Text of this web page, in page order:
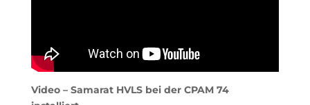
Video – Samarat HVLS bei der CPAM 74